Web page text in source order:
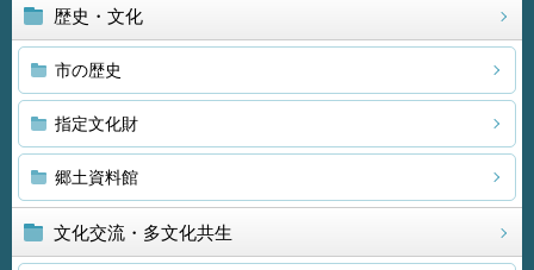
歴史・文化
市の歴史
指定文化財
郷土資料館
文化交流・多文化共生